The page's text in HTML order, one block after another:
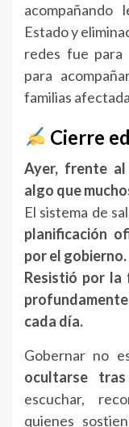
Estado y
redes fue para
para
familias
Cierre
Ayer, frente al
algo que
El sistema de
planificación
por el gobierno.
Resistió por la
cada día.
Gobernar no
ocultarse
escuchar,
quienes